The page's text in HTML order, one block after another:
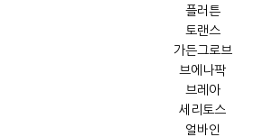
플러튼
토랜스
가든그로브
브에나팍
브레아
세리토스
얼바인